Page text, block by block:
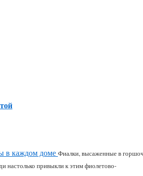
в каждом доме Фиалки, высаженные в
настолько привыкли к этим фиолетово-